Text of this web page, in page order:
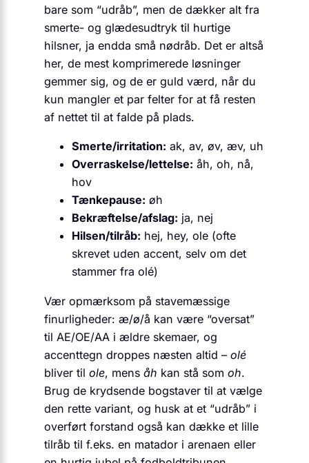
bare som “udråb”, men de dækker alt fra
smerte- og glædesudtryk til hurtige
hilsner, ja endda små nødråb. Det er altså
her, de mest komprimerede løsninger
gemmer sig, og de er guld værd, når du
kun mangler et par felter for at få resten
af nettet til at falde på plads.
Smerte/irritation: ak, av, øv, æv, uh
Overraskelse/lettelse: åh, oh, nå,
hov
Tænkepause: øh
Bekræftelse/afslag: ja, nej
Hilsen/tilråb: hej, hey, ole (ofte
skrevet uden accent, selv om det
stammer fra olé)
Vær opmærksom på stavemæssige
finurligheder: æ/ø/å kan være “oversat”
til AE/OE/AA i ældre skemaer, og
accenttegn droppes næsten altid – olé
bliver til ole, mens åh kan stå som oh.
Brug de krydsende bogstaver til at vælge
den rette variant, og husk at et “udråb” i
overført forstand også kan dække et lille
tilråb til f.eks. en matador i arenaen eller